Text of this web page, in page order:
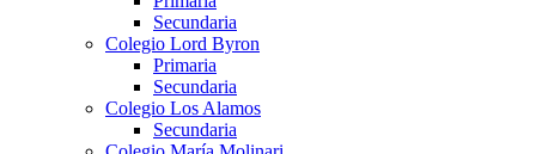
Secundaria
Colegio Lord Byron
Primaria
Secundaria
Colegio Los Alamos
Secundaria